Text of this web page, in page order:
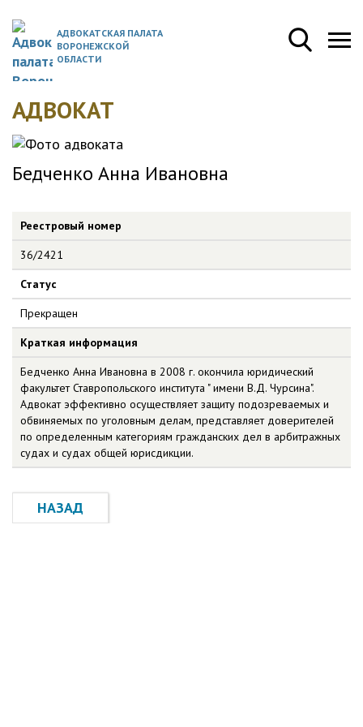
АДВОКАТСКАЯ ПАЛАТА
ВОРОНЕЖСКОЙ
ОБЛАСТИ
АДВОКАТ
Бедченко Анна Ивановна
Реестровый номер
36/2421
Статус
Прекращен
Краткая информация
Бедченко Анна Ивановна в 2008 г. окончила юридический
факультет Ставропольского института " имени В.Д. Чурсина".
Адвокат эффективно осуществляет защиту подозреваемых и
обвиняемых по уголовным делам, представляет доверителей
по определенным категориям гражданских дел в арбитражных
судах и судах общей юрисдикции.
НАЗАД